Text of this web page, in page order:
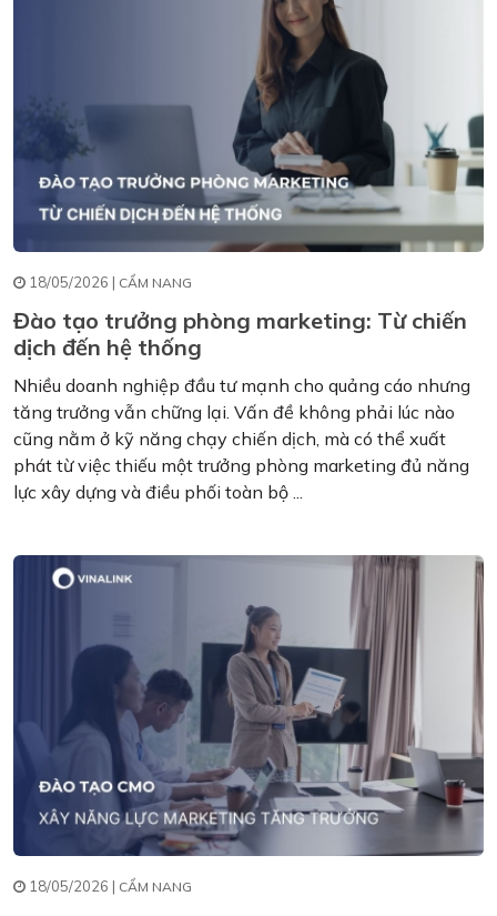
18/05/2026 | CẨM NANG
Đào tạo trưởng phòng marketing: Từ chiến
dịch đến hệ thống
Nhiều doanh nghiệp đầu tư mạnh cho quảng cáo nhưng
tăng trưởng vẫn chững lại. Vấn đề không phải lúc nào
cũng nằm ở kỹ năng chạy chiến dịch, mà có thể xuất
phát từ việc thiếu một trưởng phòng marketing đủ năng
lực xây dựng và điều phối toàn bộ ...
18/05/2026 | CẨM NANG